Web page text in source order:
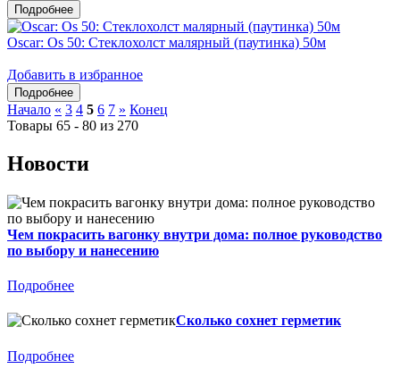
Oscar: Os 50: Стеклохолст малярный (паутинка) 50м
Добавить в избранное
Начало « 3 4 5 6 7 » Конец
Товары 65 - 80 из 270
Новости
Чем покрасить вагонку внутри дома: полное руководство
по выбору и нанесению
Подробнее
Сколько сохнет герметик
Подробнее